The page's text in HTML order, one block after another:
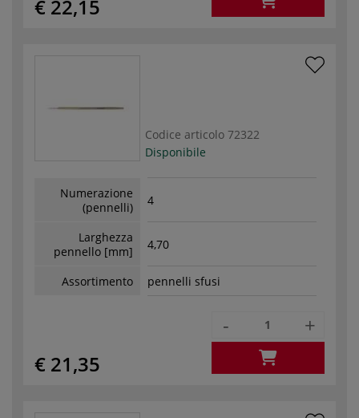
€ 22,15
Codice articolo 72322
Disponibile
Numerazione
(pennelli)
4
Larghezza
pennello [mm]
4,70
Assortimento pennelli sfusi
€ 21,35
- +